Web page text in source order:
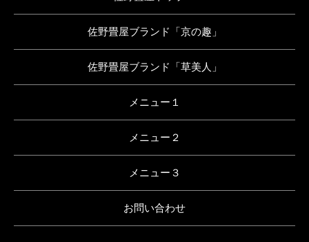
佐野畳屋ブランド「京の趣」
佐野畳屋ブランド「草美人」
メニュー１
メニュー２
メニュー３
お問い合わせ